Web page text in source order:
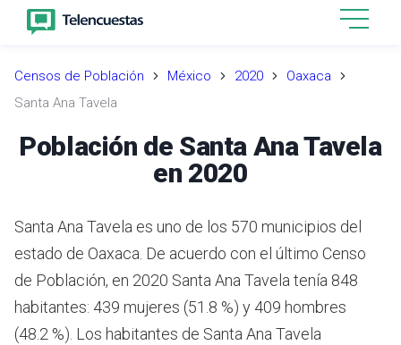
Censos de Población México 2020
Oaxaca
Santa Ana Tavela
Población de Santa Ana Tavela
en 2020
Santa Ana Tavela es uno de los 570 municipios del
estado de Oaxaca. De acuerdo con el último Censo
de Población, en 2020 Santa Ana Tavela tenía 848
habitantes: 439 mujeres (51.8 %) y 409 hombres
(48.2 %). Los habitantes de Santa Ana Tavela